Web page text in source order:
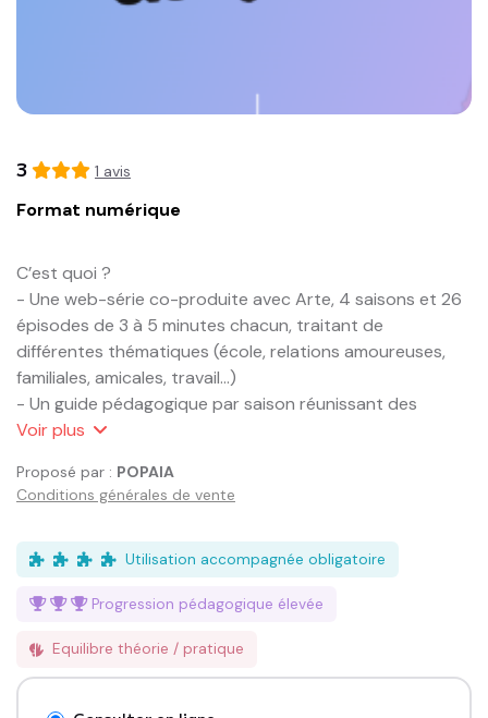
3 1 avis
Format numérique
C’est quoi ?
- Une web-série co-produite avec Arte, 4 saisons et 26
épisodes de 3 à 5 minutes chacun, traitant de
différentes thématiques (école, relations amoureuses,
familiales, amicales, travail…)
- Un guide pédagogique par saison réunissant des
activités à mener avec les jeunes autour des épisodes
Lancée en Septembre 2018 et mise à jour tous les ans, la
campagne Stéréotypes Stéréomeufs élaborée par
sensibiliser à la question de l’égalité entre les femmes et
les élèves du CM2 à la Terminale.
Voirplus
Proposé par : POPAIA
Conditions générales de vente
Utilisation accompagnée obligatoire
Progression pédagogique élevée
Equilibre théorie / pratique